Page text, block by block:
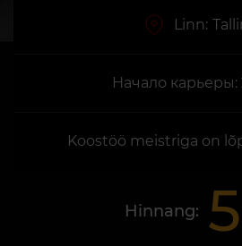
Linn:
Начало карьеры:
Koostöö meistriga on
Hinnang: 5